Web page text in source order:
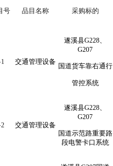
号 品目名称 采购标的
交通管理设备
遂溪县G228、
G207
国道货车靠右通行
管控系统
交通管理设备
遂溪县G228、
G207
国道示范路重要路
段电警卡口系统